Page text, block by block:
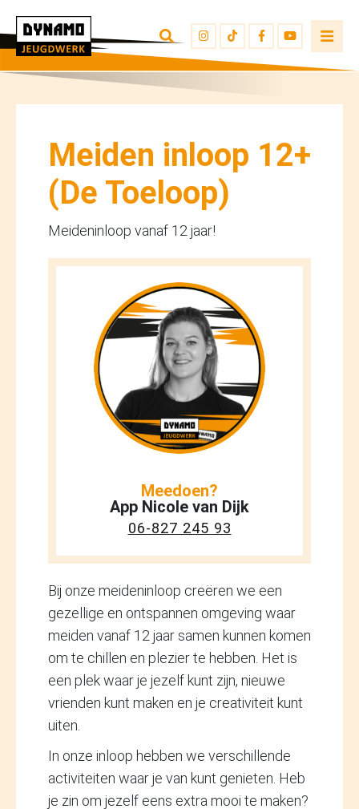
INSCHRIJVEN JEUGDWERKERS
Meiden inloop 12+
(De Toeloop)
Meideninloop vanaf 12 jaar!
Meedoen?
App Nicole van Dijk
06-827 245 93
Bij onze meideninloop creëren we een
gezellige en ontspannen omgeving waar
meiden vanaf 12 jaar samen kunnen komen
om te chillen en plezier te hebben. Het is
een plek waar je jezelf kunt zijn, nieuwe
vrienden kunt maken en je creativiteit kunt
uiten.
In onze inloop hebben we verschillende
activiteiten waar je van kunt genieten. Heb
je zin om jezelf eens extra mooi te maken?